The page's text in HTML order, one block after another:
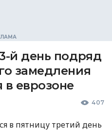
й день подряд
замедления
в еврозоне
407
в пятницу третий день